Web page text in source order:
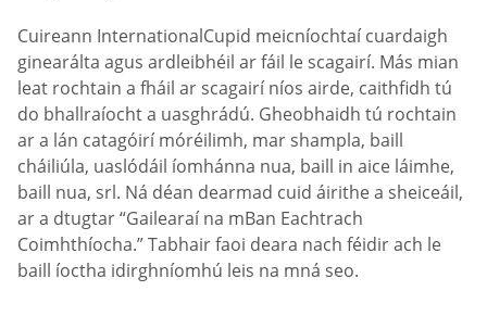
Cuireann InternationalCupid meicníochtaí cuardaigh
ginearálta agus ardleibhéil ar fáil le scagairí. Más mian
leat rochtain a fháil ar scagairí níos airde, caithfidh tú
do bhallraíocht a uasghrádú. Gheobhaidh tú rochtain
ar a lán catagóirí móréilimh, mar shampla, baill
cháiliúla, uaslódáil íomhánna nua, baill in aice láimhe,
baill nua, srl. Ná déan dearmad cuid áirithe a sheiceáil,
ar a dtugtar “Gailearaí na mBan Eachtrach
Coimhthíocha.” Tabhair faoi deara nach féidir ach le
baill íoctha idirghníomhú leis na mná seo.